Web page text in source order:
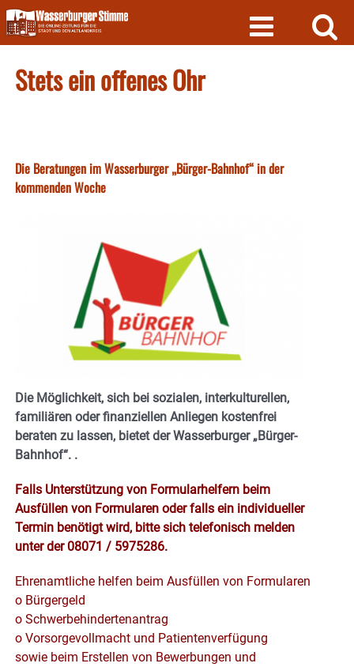
Skip
to
content
Stets ein offenes Ohr
Die Beratungen im Wasserburger „Bürger-Bahnhof“ in der
kommenden Woche
Die Möglichkeit, sich bei sozialen, interkulturellen,
familiären oder finanziellen Anliegen kostenfrei
beraten zu lassen, bietet der Wasserburger „Bürger-
Bahnhof“. .
Falls Unterstützung von Formularhelfern beim
Ausfüllen von Formularen oder falls ein individueller
Termin benötigt wird, bitte sich telefonisch melden
unter der 08071 / 5975286.
Ehrenamtliche helfen beim Ausfüllen von Formularen
o Bürgergeld
o Schwerbehindertenantrag
o Vorsorgevollmacht und Patientenverfügung
sowie beim Erstellen von Bewerbungen und